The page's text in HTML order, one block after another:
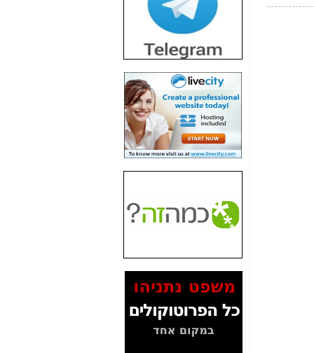
חשיפת מה שלא
רוצים שתדעו בעניין
פריסת אנלימיטד
(בניחוח בלתי נסבל) -
כאן
חשיפה: איוב קרא
אישר לקבוצת סלקום
בדיוק מה שביבי אישר
כאן
האם השר איוב קרא
היה צריך בכלל לחתום
על האישור, שנתן
האם ביבי וקרא קבלו
בכלל תמורה עבור
המסמכים בנושא בזק-
Yes (תיק 4000)
לאיש הלא נכון! -כאן
עובדות ומסמכים